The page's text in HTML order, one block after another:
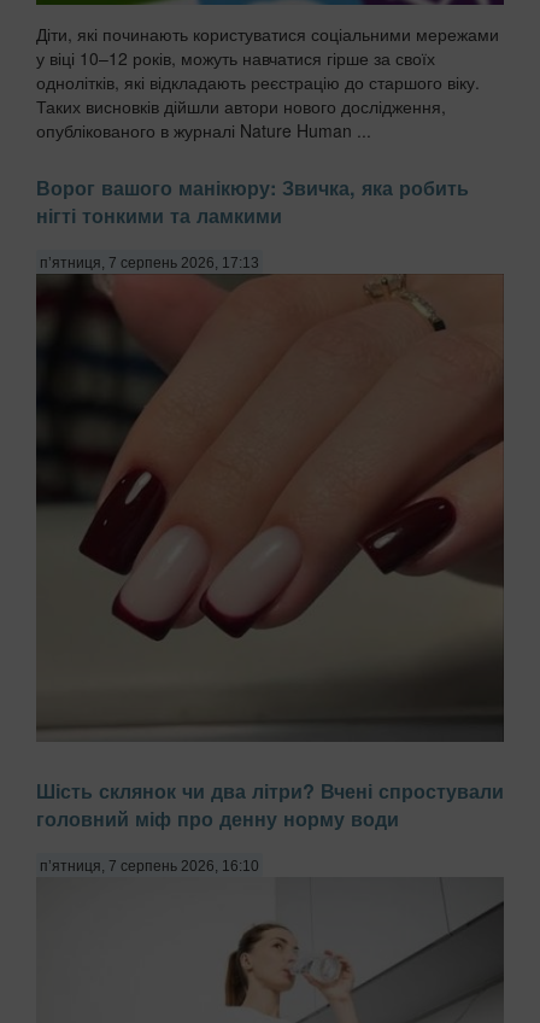
Діти, які починають користуватися соціальними мережами
у віці 10–12 років, можуть навчатися гірше за своїх
однолітків, які відкладають реєстрацію до старшого віку.
Таких висновків дійшли автори нового дослідження,
опублікованого в журналі Nature Human ...
Ворог вашого манікюру: Звичка, яка робить
нігті тонкими та ламкими
п’ятниця, 7 серпень 2026, 17:13
звинувачуючи в цьому брак вітамінів або погану якість
гель-лаку. Проте причиною часто є побутова хімія,
з використанням агресивних мийних за...
Шість склянок чи два літри? Вчені спростували
головний міф про денну норму води
п’ятниця, 7 серпень 2026, 16:10